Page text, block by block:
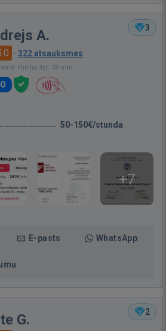
3
A.
· 322 atsauksmes
Pirms 4st. 38 min.
50-150€/stunda
+7
E-pasts WhatsApp
2
G.